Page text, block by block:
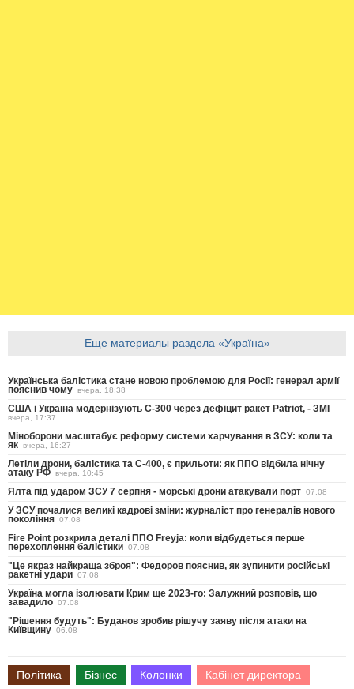
Еще материалы раздела «Україна»
Українська балістика стане новою проблемою для Росії: генерал армії
пояснив чому вчера, 18:38
США і Україна модернізують С-300 через дефіцит ракет Patriot, - ЗМІ
вчера, 17:37
Міноборони масштабує реформу системи харчування в ЗСУ: коли та
як вчера, 16:27
Летіли дрони, балістика та С-400, є прильоти: як ППО відбила нічну
атаку РФ вчера, 10:45
Ялта під ударом ЗСУ 7 серпня - морські дрони атакували порт 07.08
У ЗСУ почалися великі кадрові зміни: журналіст про генералів нового
покоління 07.08
Fire Point розкрила деталі ППО Freyja: коли відбудеться перше
перехоплення балістики 07.08
"Це якраз найкраща зброя": Федоров пояснив, як зупинити російські
ракетні удари 07.08
Україна могла ізолювати Крим ще 2023-го: Залужний розповів, що
завадило 07.08
"Рішення будуть": Буданов зробив рішучу заяву після атаки на
Київщину 06.08
Політика Бізнес Колонки Кабінет директора